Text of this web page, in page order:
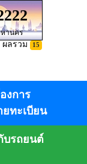
หานคร
ผลรวม 15
งการ
ยทะเบียน
บรถยนต์